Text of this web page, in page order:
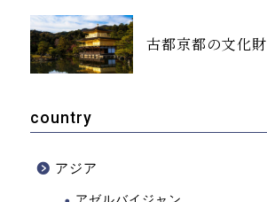
古都京都の文化財
country
アジア